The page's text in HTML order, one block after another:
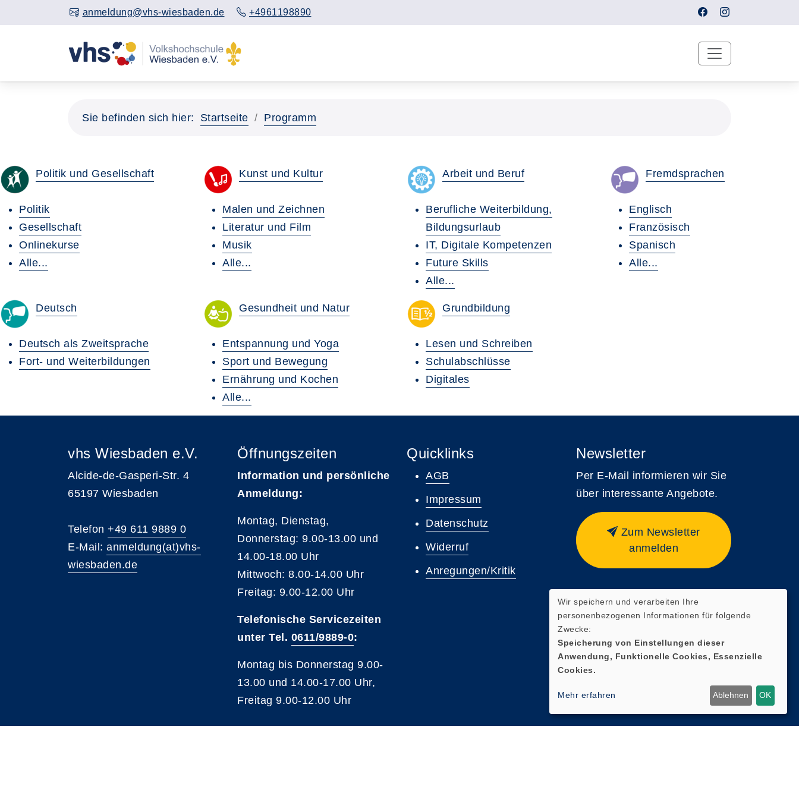
anmeldung@vhs-wiesbaden.de +4961198890
Sie befinden sich hier: Startseite Programm
Politik und Gesellschaft
Politik
Gesellschaft
Onlinekurse
Alle...
Kunst und Kultur
Malen und Zeichnen
Literatur und Film
Musik
Alle...
Arbeit und Beruf
Berufliche Weiterbildung,
Bildungsurlaub
IT, Digitale Kompetenzen
Future Skills
Alle...
Fremdsprachen
Englisch
Französisch
Spanisch
Alle...
Deutsch
Deutsch als Zweitsprache
Fort- und Weiterbildungen
Gesundheit und Natur
Entspannung und Yoga
Sport und Bewegung
Ernährung und Kochen
Alle...
Grundbildung
Lesen und Schreiben
Schulabschlüsse
Digitales
vhs Wiesbaden e.V.
Alcide-de-Gasperi-Str. 4
65197 Wiesbaden
Telefon +49 611 9889 0
E-Mail: anmeldung(at)vhs-
wiesbaden.de
Öffnungszeiten
Information und persönliche
Anmeldung:
Montag, Dienstag,
Donnerstag: 9.00-13.00 und
14.00-18.00 Uhr
Mittwoch: 8.00-14.00 Uhr
Freitag: 9.00-12.00 Uhr
Telefonische Servicezeiten
unter Tel. 0611/9889-0:
Montag bis Donnerstag 9.00-
13.00 und 14.00-17.00 Uhr,
Freitag 9.00-12.00 Uhr
Quicklinks
AGB
Impressum
Datenschutz
Widerruf
Anregungen/Kritik
Newsletter
Per E-Mail informieren wir Sie
über interessante Angebote.
Zum Newsletter
anmelden
Widerrufsformular
Wir speichern und verarbeiten Ihre
personenbezogenen Informationen für folgende
Zwecke:
Speicherung von Einstellungen dieser
Anwendung, Funktionelle Cookies, Essenzielle
Cookies.
Mehr erfahren Ablehnen OK